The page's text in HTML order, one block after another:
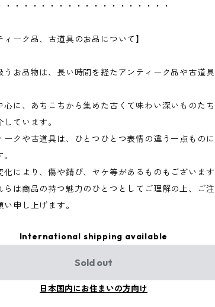
・・・・・・・・・・・・・・・・・・・
ィーク品、古道具のお品について】
うお品物は、長い時間を経たアンティーク品や古道具
心に、あちこちから集めた古くて味わい深いものたち
しています。
ークや古道具は、ひとつひとつ表情の違う一点ものに
化により、傷や錆び、ヤケ等があるものもございます
らは商品の持つ魅力のひとつとしてご理解の上、ご注
い申し上げます。
International shipping available
Sold out
日本国内にお住まいの方向け